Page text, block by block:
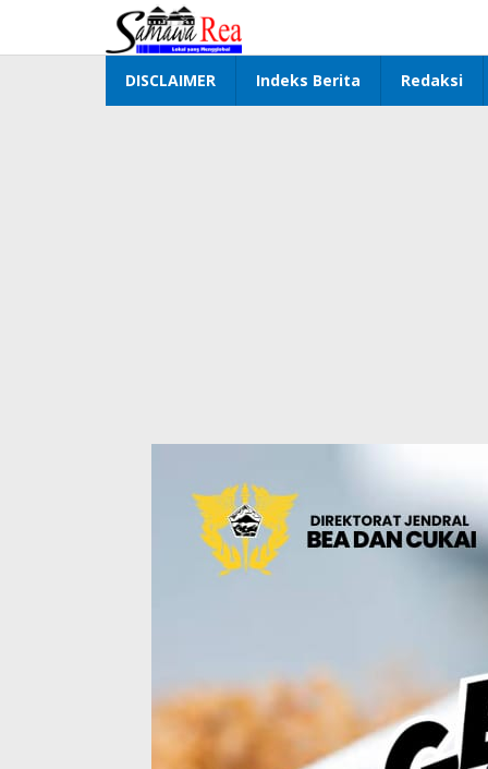
konten
DISCLAIMER Indeks Berita Redaksi